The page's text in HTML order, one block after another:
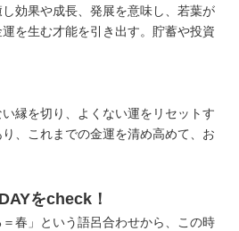
効果や成長、発展を意味し、若葉が
を生む才能を引き出す。貯蓄や投資
縁を切り、よくない運をリセットす
、これまでの金運を清め高めて、お
をcheck！
春」という語呂合わせから、この時